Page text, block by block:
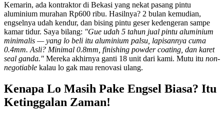
Kemarin, ada kontraktor di Bekasi yang nekat pasang pintu
aluminium murahan Rp600 ribu. Hasilnya? 2 bulan kemudian,
engselnya udah kendur, dan bising pintu geser kedengeran sampe
kamar tidur. Saya bilang: "Gue udah 5 tahun jual pintu aluminium
minimalis — yang lo beli itu aluminium palsu, lapisannya cuma
0.4mm. Asli? Minimal 0.8mm, finishing powder coating, dan karet
seal ganda." Mereka akhirnya ganti 18 unit dari kami. Mutu itu non-
negotiable kalau lo gak mau renovasi ulang.
Kenapa Lo Masih Pake Engsel Biasa? Itu
Ketinggalan Zaman!